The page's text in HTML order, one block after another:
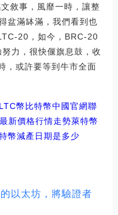
敘事，風靡一時，讓整
盆滿缽滿，我們看到也
20，如今，BRC-20
力，很快偃旗息鼓，收
，或許要等到牛市全面
LTC幣比特幣中國官網聯
新價格行情走勢萊特幣
幣減產日期是多少
以太坊，將驗證者